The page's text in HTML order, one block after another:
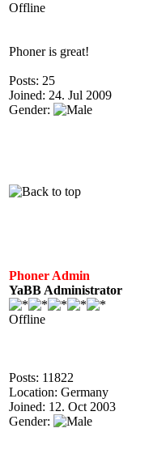
Offline
Phoner is great!
Posts: 25
Joined: 24. Jul 2009
Gender:
Phoner Admin
YaBB Administrator
Offline
Posts: 11822
Location: Germany
Joined: 12. Oct 2003
Gender: